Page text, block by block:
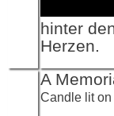
hinter
Herzen.
A
Candle lit on